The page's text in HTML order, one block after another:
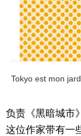
Tokyo est mon
负责《黑暗城市
这位作家带有一